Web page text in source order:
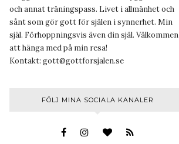
och annat träningspass. Livet i allmänhet och
sånt som gör gott för själen i synnerhet. Min
själ. Förhoppningsvis även din själ. Välkommen
att hänga med på min resa!
Kontakt: gott@gottforsjalen.se
FÖLJ MINA SOCIALA KANALER